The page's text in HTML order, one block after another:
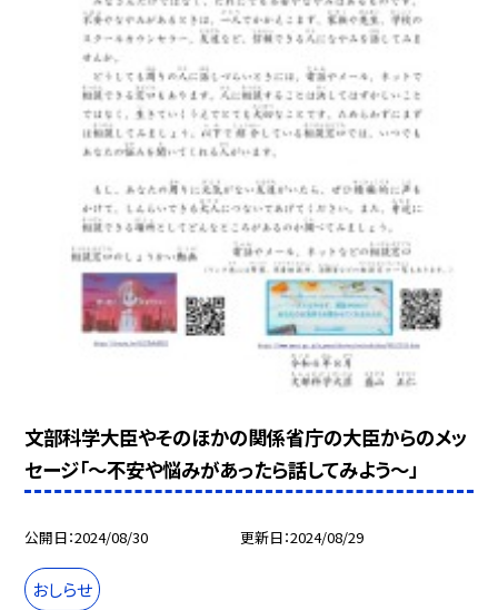
文部科学大臣やそのほかの関係省庁の大臣からのメッ
セージ「～不安や悩みがあったら話してみよう～」
公開日 2024/08/30 更新日 2024/08/29
おしらせ